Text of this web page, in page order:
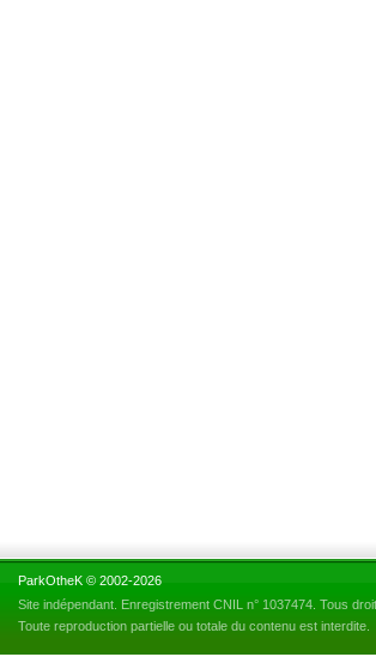
ParkOtheK © 2002-2026
Site indépendant. Enregistrement CNIL n° 1037474. Tous
Toute reproduction partielle ou totale du contenu est interdite.